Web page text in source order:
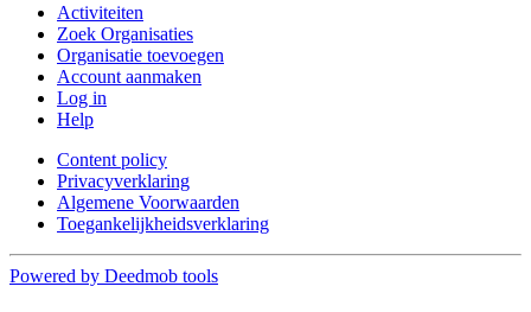
Activiteiten
Zoek Organisaties
Organisatie toevoegen
Account aanmaken
Log in
Help
Content policy
Privacyverklaring
Algemene Voorwaarden
Toegankelijkheidsverklaring
Powered by Deedmob tools